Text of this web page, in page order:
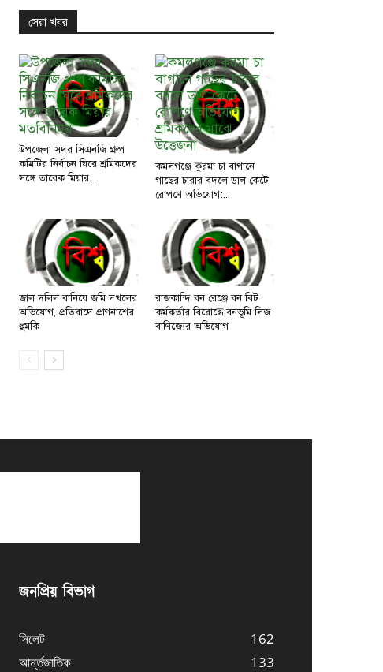
সেরা খবর
উপজেলা সদর সিএনজি গ্রুপ
কমিটির নির্বাচন ঘিরে শ্রমিকদের
সঙ্গে তারেক মিয়ার...
কমলগঞ্জে কুরমা চা বাগানে
গাছের চারার বদলে ডাল কেটে
রোপণে অভিযোগ:...
জাল দলিল বানিয়ে জমি দখলের
অভিযোগ, প্রতিবাদে প্রাণনাশের
হুমকি
রাজকান্দি বন রেঞ্জে বন বিট
কর্মকর্তার বিরোদ্ধে বনভূমি লিজ
বাণিজ্যের অভিযোগ
জনপ্রিয় বিভাগ
সিলেট
162
আর্ন্তজাতিক
133